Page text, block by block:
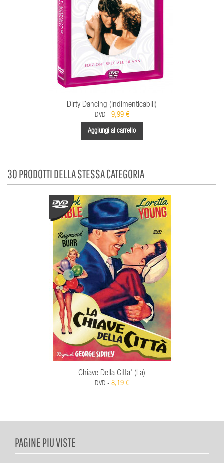
Dirty Dancing (Indimenticabili)
DVD - 9,99 €
Aggiungi al carrello
30 PRODOTTI DELLA STESSA CATEGORIA
Chiave Della Citta' (La)
DVD - 8,19 €
PAGINE PIU VISTE